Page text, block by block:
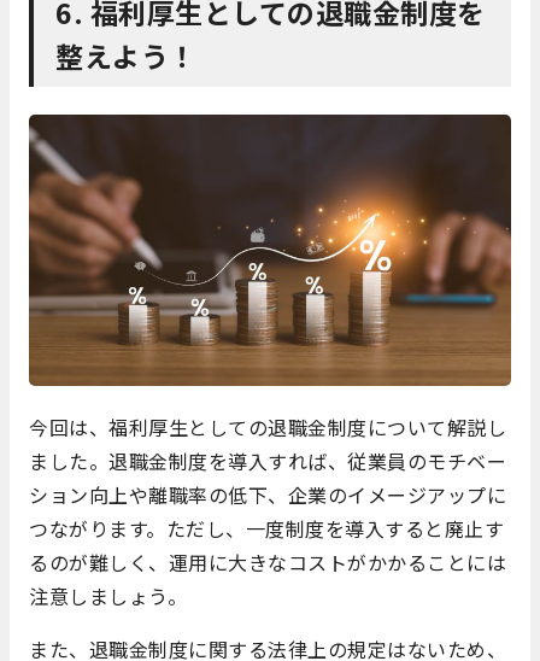
6. 福利厚生としての退職金制度を
整えよう！
今回は、福利厚生としての退職金制度について解説し
ました。退職金制度を導入すれば、従業員のモチベー
ション向上や離職率の低下、企業のイメージアップに
つながります。ただし、一度制度を導入すると廃止す
るのが難しく、運用に大きなコストがかかることには
注意しましょう。
また、退職金制度に関する法律上の規定はないため、